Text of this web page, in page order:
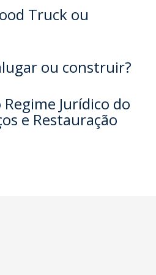
Truck ou
ou construir?
Regime Jurídico do
e Restauração